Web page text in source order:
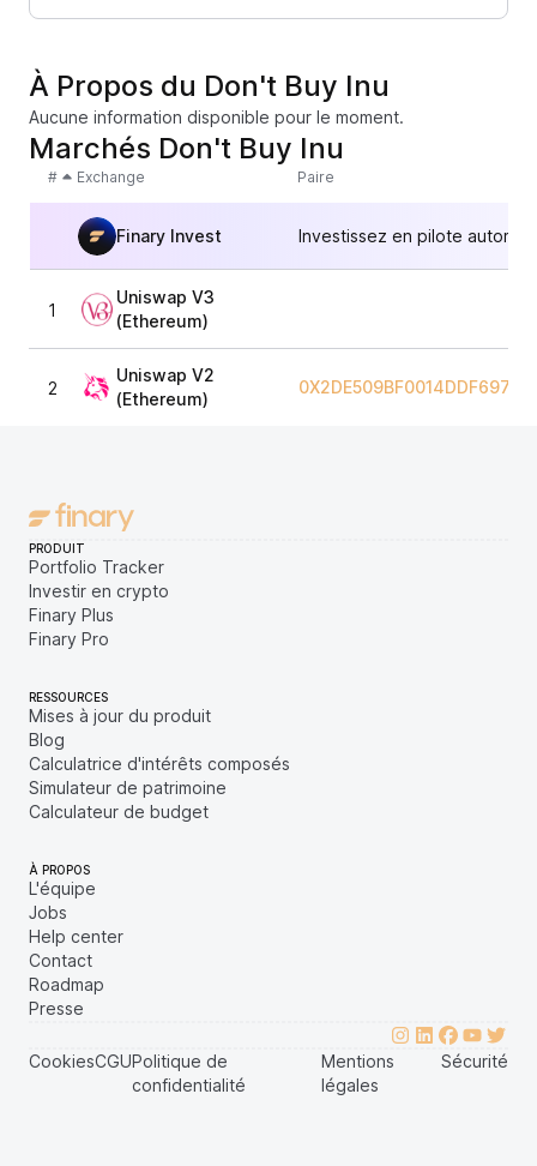
À Propos du Don't Buy Inu
Aucune information disponible pour le moment.
Marchés Don't Buy Inu
# Exchange Paire
Finary Invest Investissez en pilote
1
Uniswap V3
(Ethereum)
2
Uniswap V2
(Ethereum)
PRODUIT
Portfolio Tracker
Investir en crypto
Finary Plus
Finary Pro
RESSOURCES
Mises à jour du produit
Blog
Calculatrice d'intérêts composés
Simulateur de patrimoine
Calculateur de budget
À PROPOS
L'équipe
Jobs
Help center
Contact
Roadmap
Presse
CookiesCGUPolitique de
confidentialité
Mentions
légales
Sécurité